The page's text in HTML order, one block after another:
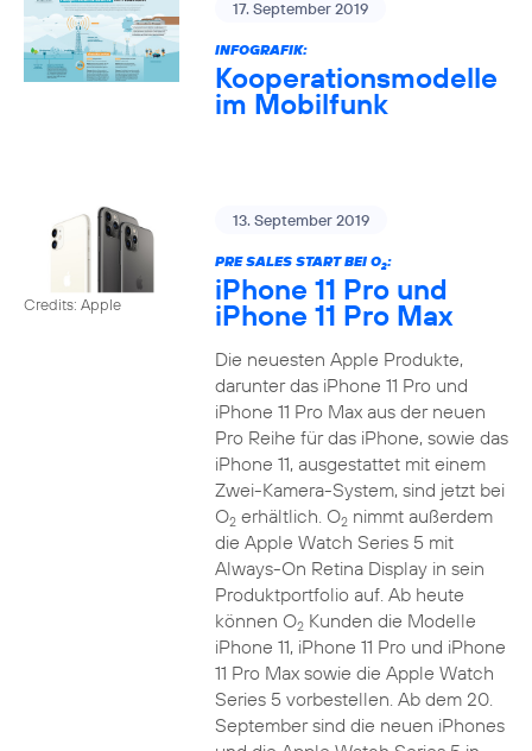
17. September 2019
INFOGRAFIK:
Kooperationsmodelle
im Mobilfunk
Credits: Apple
13. September 2019
PRE SALES START BEI O2:
iPhone 11 Pro und
iPhone 11 Pro Max
Die neuesten Apple Produkte,
darunter das iPhone 11 Pro und
iPhone 11 Pro Max aus der neuen
Pro Reihe für das iPhone, sowie das
iPhone 11, ausgestattet mit einem
Zwei-Kamera-System, sind jetzt bei
O2erhältlich. O2nimmt außerdem
die Apple Watch Series 5 mit
Always-On Retina Display in sein
Produktportfolio auf. Ab heute
können O2Kunden die Modelle
iPhone 11, iPhone 11 Pro und iPhone
11 Pro Max sowie die Apple Watch
Series 5 vorbestellen. Ab dem 20.
September sind die neuen iPhones